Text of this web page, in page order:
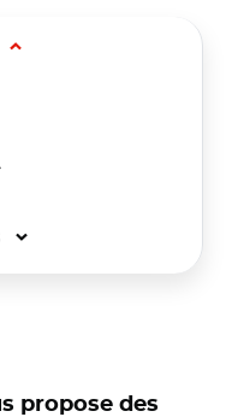
propose des